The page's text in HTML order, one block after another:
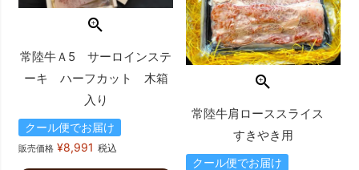
常陸牛Ａ5 サーロインステ
ーキ ハーフカット 木箱
入り
クール便でお届け
販売価格 ¥8,991 税込
常陸牛肩ローススライス
すきやき用
クール便でお届け